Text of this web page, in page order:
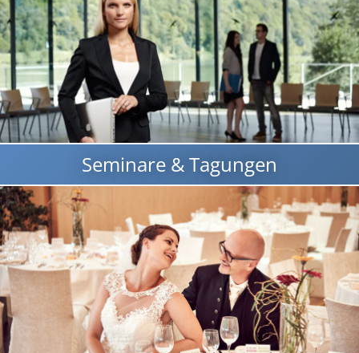
Seminare & Tagungen